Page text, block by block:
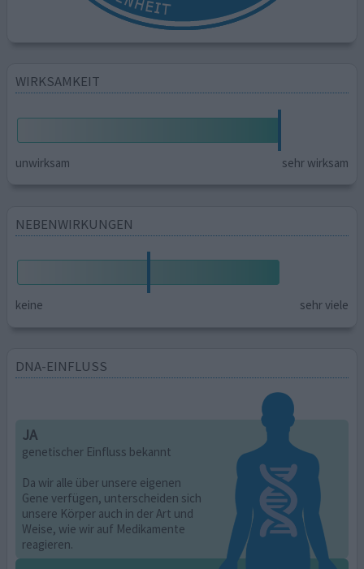
WIRKSAMKEIT
unwirksam sehr wirksam
NEBENWIRKUNGEN
keine sehr viele
DNA-EINFLUSS
JA
genetischer Einfluss bekannt
Da wir alle über unsere eigenen
Gene verfügen, unterscheiden sich
unsere Körper auch in der Art und
Weise, wie wir auf Medikamente
reagieren.